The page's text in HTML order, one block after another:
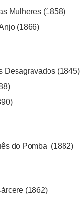
Mulheres (1858)
(1866)
Desagravados (1845)
do Pombal (1882)
(1862)